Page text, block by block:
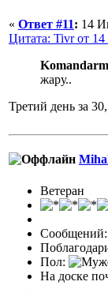
« Ответ #11: 14
Цитата: Tivr от
Komandarm
жару..
Третий день за
Ветеран
Сообщений:
Пол:
На доске